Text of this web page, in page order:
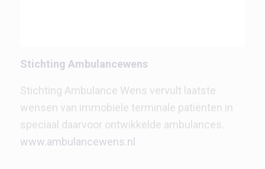
Stichting Ambulancewens
Stichting Ambulance Wens vervult laatste
wensen van immobiele terminale patiënten in
speciaal daarvoor ontwikkelde ambulances.
www.ambulancewens.nl